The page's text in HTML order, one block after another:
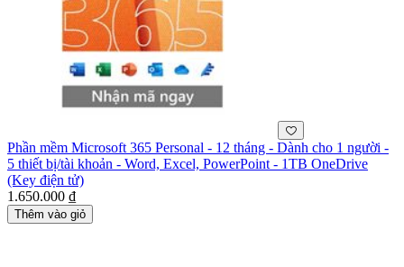
Phần mềm Microsoft 365 Personal - 12 tháng - Dành cho 1 người -
5 thiết bị/tài khoản - Word, Excel, PowerPoint - 1TB OneDrive
(Key điện tử)
1.650.000 ₫
Thêm vào giỏ